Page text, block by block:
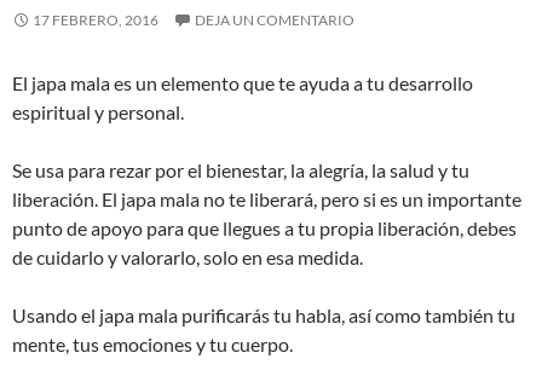
17 FEBRERO, 2016 DEJA UN COMENTARIO
El japa mala es un elemento que te ayuda a tu desarrollo
espiritual y personal.
Se usa para rezar por el bienestar, la alegría, la salud y tu
liberación. El japa mala no te liberará, pero si es un importante
punto de apoyo para que llegues a tu propia liberación, debes
de cuidarlo y valorarlo, solo en esa medida.
Usando el japa mala purificarás tu habla, así como también tu
mente, tus emociones y tu cuerpo.